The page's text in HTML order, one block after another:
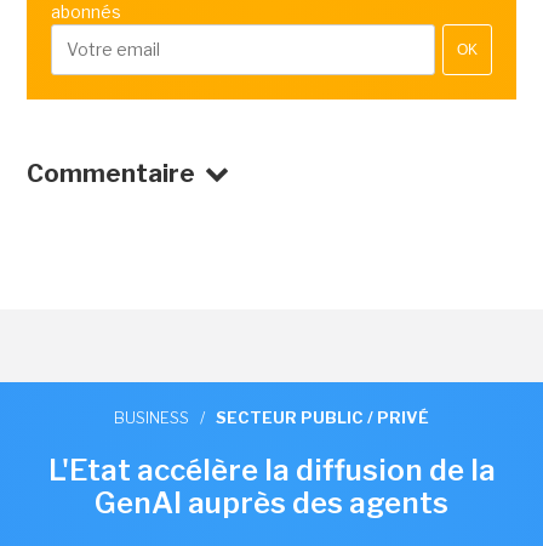
abonnés
OK
Commentaire
BUSINESS / SECTEUR PUBLIC / PRIVÉ
L'Etat accélère la diffusion de la
GenAI auprès des agents